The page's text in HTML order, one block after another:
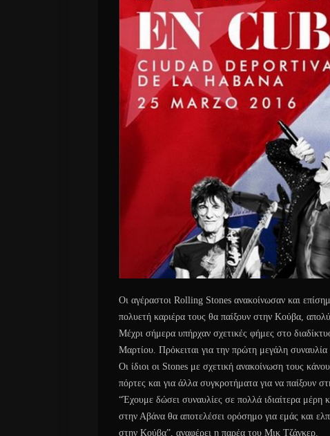
Οι αγέραστοι Rolling Stones ανακοίνωσαν και
πολυετή καριέρα τους θα παίξουν στην Κούβα,
Μέχρι σήμερα υπήρχαν σχετικές φήμες στο
Μαρτίου. Πρόκειται για την πρώτη μεγάλη
Οι ίδιοι οι Stones με σχετική ανακοίνωση τους
πόρτες και για άλλα συγκροτήματα για να παίξουν
“Έχουμε δώσει συναυλίες σε πολλά ιδιαίτερα μέρη
στην Αβάνα θα αποτελέσει ορόσημο για εμάς και
στην Κούβα”, αναφέρει η παρέα του Μικ Τζάγκερ.